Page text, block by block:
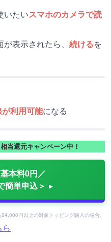
いたいスマホのカメラで読
表示されたら、 続けるを
利用可能になる
当還元キャンペーン中！
本料0円／
簡単申込＞
円以上の対象トッピング購入の場合。